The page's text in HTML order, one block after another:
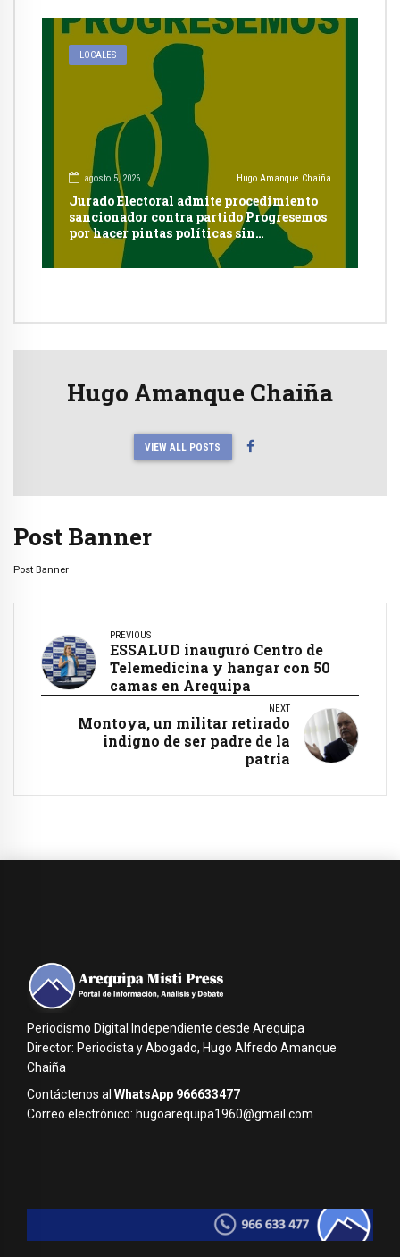
LOCALES
agosto 5, 2026 Hugo Amanque Chaiña
Jurado Electoral admite procedimiento
sancionador contra partido Progresemos
por hacer pintas políticas sin
autorización en Cayma
Hugo Amanque Chaiña
VIEW ALL POSTS
Post Banner
Post Banner
PREVIOUS
ESSALUD inauguró Centro de
Telemedicina y hangar con 50
camas en Arequipa
NEXT
Montoya, un militar retirado
indigno de ser padre de la
patria
Periodismo Digital Independiente desde Arequipa
Director: Periodista y Abogado, Hugo Alfredo Amanque
Chaiña
Contáctenos al WhatsApp 966633477
Correo electrónico: hugoarequipa1960@gmail.com